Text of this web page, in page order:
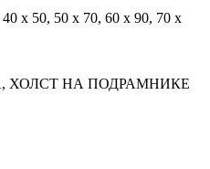
х 50, 50 х 70, 60 х 90, 70 х
ХОЛСТ НА ПОДРАМНИКЕ